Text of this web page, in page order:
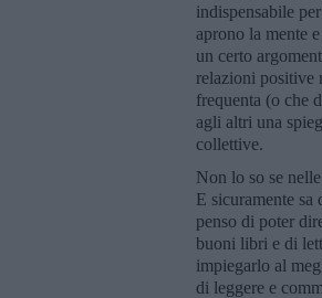
indispensabile
aprono la mente
un certo
relazioni positive
frequenta (o che
agli altri una
collettive.
Non lo so se
E sicuramente sa
penso di poter
buoni libri e di
impiegarlo al
di leggere e